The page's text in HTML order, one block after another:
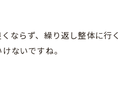
ならず、繰り返し整体に行
ないですね。